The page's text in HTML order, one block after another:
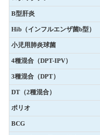
B型肝炎
Hib（インフルエンザ菌b型）
小児用肺炎球菌
4種混合（DPT-IPV）
3種混合（DPT）
DT（2種混合）
ポリオ
BCG